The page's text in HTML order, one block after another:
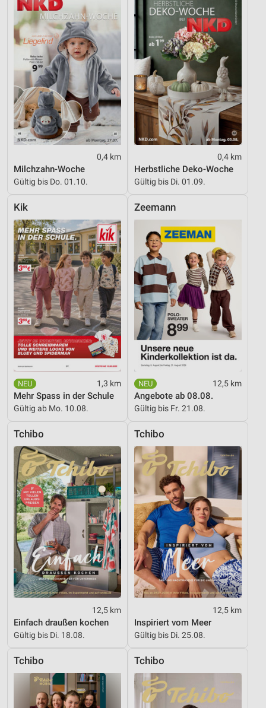
0,4 km
Milchzahn-Woche
Gültig bis Do. 01.10.
0,4 km
Herbstliche Deko-Woche
Gültig bis Di. 01.09.
Kik
1,3 km
Mehr Spass in der Schule
Gültig ab Mo. 10.08.
Zeemann
12,5 km
Angebote ab 08.08.
Gültig bis Fr. 21.08.
Tchibo
12,5 km
Einfach draußen kochen
Gültig bis Di. 18.08.
Tchibo
12,5 km
Inspiriert vom Meer
Gültig bis Di. 25.08.
Tchibo Tchibo
IAB-Besonderheiten:
Verwendung genauer Standortdaten
Geräte anhand von aktiv angeforderten
Informationen identifizieren
Nicht-IAB-Verarbeitungszwecke:
Notwendig
Performance
Werbung